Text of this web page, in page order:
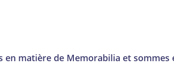
matière de Memorabilia et sommes